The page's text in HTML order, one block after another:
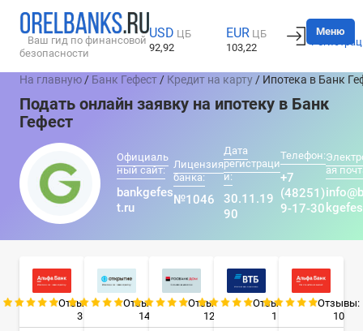
Ваш гид по финансовой
безопасности
USD ЦБ
92,92
EUR ЦБ
103,22
Вход
Меню
На главную / Банк Гефест / Кредит на карту / Ипотека в Банк
Подать онлайн заявку на ипотеку в Банк
Гефест
Официаль
ный сайт:
bankgefes
t.ru
Лицензия
банка:
№1046
Дата
регистраци
и:
30.11.19
90
Телефон:
+7
(48251)
9-17-30
ая
Отзывы:
3
Отзывы:
14
Отзывы:
12
Отзывы:
1
Отзывы:
10